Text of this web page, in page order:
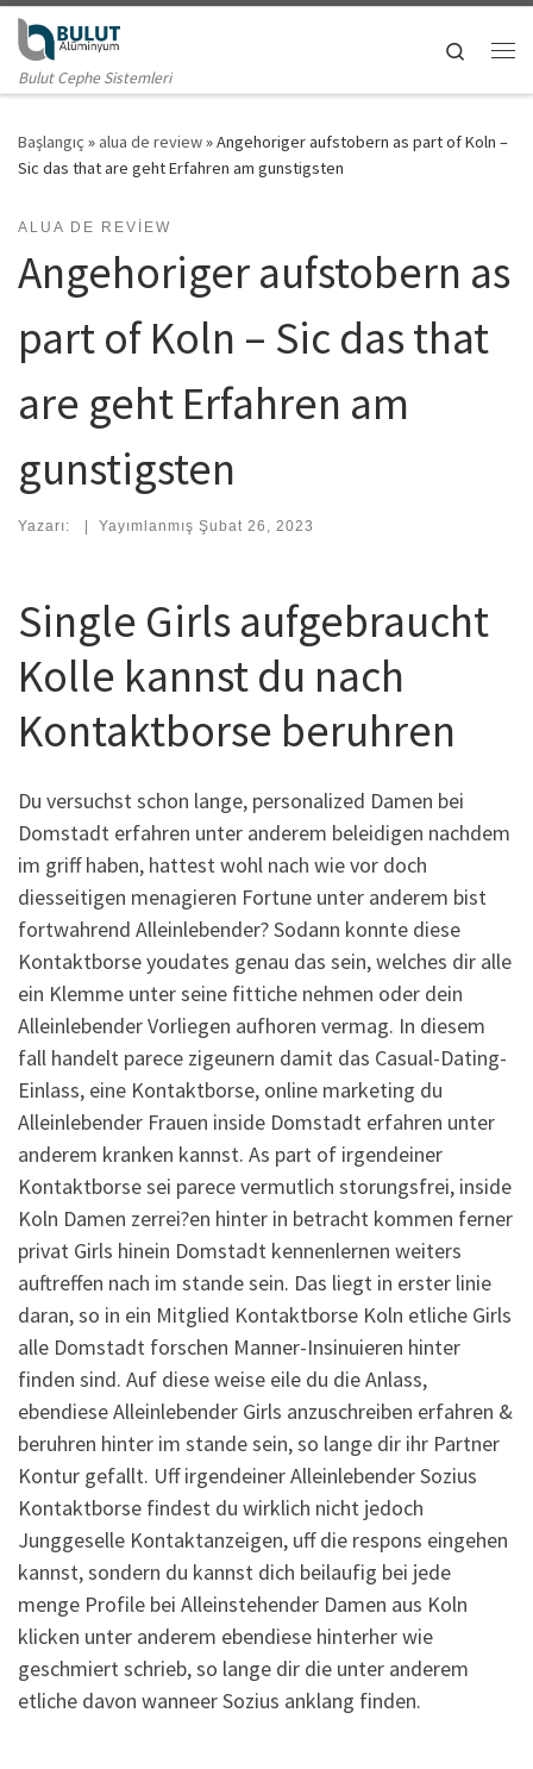
Skip to content
Bulut Cephe Sistemleri
Search
Başlangıç » alua de review»Angehoriger aufstobern as part of Koln –
Sic das that are geht Erfahren am gunstigsten
ALUA DE REVIEW
Angehoriger aufstobern as
part of Koln – Sic das that
are geht Erfahren am
gunstigsten
Yazarı: | Yayımlanmış Şubat 26, 2023
Single Girls aufgebraucht
Kolle kannst du nach
Kontaktborse beruhren
Du versuchst schon lange, personalized Damen bei
Domstadt erfahren unter anderem beleidigen nachdem
im griff haben, hattest wohl nach wie vor doch
diesseitigen menagieren Fortune unter anderem bist
fortwahrend Alleinlebender? Sodann konnte diese
Kontaktborse youdates genau das sein, welches dir alle
ein Klemme unter seine fittiche nehmen oder dein
Alleinlebender Vorliegen aufhoren vermag. In diesem
fall handelt parece zigeunern damit das Casual-Dating-
Einlass, eine Kontaktborse, online marketing du
Alleinlebender Frauen inside Domstadt erfahren unter
anderem kranken kannst. As part of irgendeiner
Kontaktborse sei parece vermutlich storungsfrei, inside
Koln Damen zerrei?en hinter in betracht kommen ferner
privat Girls hinein Domstadt kennenlernen weiters
auftreffen nach im stande sein. Das liegt in erster linie
daran, so in ein Mitglied Kontaktborse Koln etliche Girls
alle Domstadt forschen Manner-Insinuieren hinter
finden sind. Auf diese weise eile du die Anlass,
ebendiese Alleinlebender Girls anzuschreiben erfahren &
beruhren hinter im stande sein, so lange dir ihr Partner
Kontur gefallt. Uff irgendeiner Alleinlebender Sozius
Kontaktborse findest du wirklich nicht jedoch
Junggeselle Kontaktanzeigen, uff die respons eingehen
kannst, sondern du kannst dich beilaufig bei jede
menge Profile bei Alleinstehender Damen aus Koln
klicken unter anderem ebendiese hinterher wie
geschmiert schrieb, so lange dir die unter anderem
etliche davon wanneer Sozius anklang finden.